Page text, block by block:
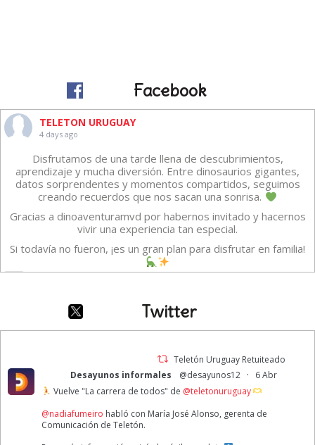
Facebook
TELETON URUGUAY
4 days ago
Disfrutamos de una tarde llena de descubrimientos,
aprendizaje y mucha diversión. Entre dinosaurios gigantes,
datos sorprendentes y momentos compartidos, seguimos
creando recuerdos que nos sacan una sonrisa.
Gracias a dinoaventuramvd por habernos invitado y hacernos
vivir una experiencia tan especial.
Si todavía no fueron, ¡es un gran plan para disfrutar en familia!
· Compartir
A veces creemos que estar bien significa sentirnos felices todo
el tiempo. Pero Intensamente nos recuerda que eso no es así.
Reconocer y gestionar las diferentes emociones nos permite
lograr una buena salud emocional.
Twitter
Teletón Uruguay Retuiteado
Desayunos informales
@desayunos12 ·
6 Abr
Vuelve "La carrera de todos" de @teletonuruguay
@nadiafumeiro habló con María José Alonso, gerenta de
Comunicación de Teletón.